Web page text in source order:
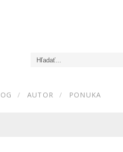
AUTOR PONUKA